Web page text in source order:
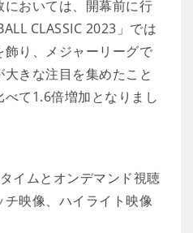
おいては、開幕前に行
CLASSIC 2023」では
り、メジャーリーグで
きな注目を集めたこと
て1.6倍増加となりまし
イムとオンデマンド視聴
チ映像、ハイライト映像